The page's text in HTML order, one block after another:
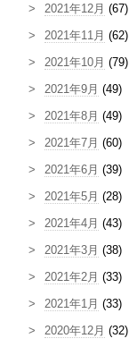
2021年12月 (67)
2021年11月 (62)
2021年10月 (79)
2021年9月 (49)
2021年8月 (49)
2021年7月 (60)
2021年6月 (39)
2021年5月 (28)
2021年4月 (43)
2021年3月 (38)
2021年2月 (33)
2021年1月 (33)
2020年12月 (32)